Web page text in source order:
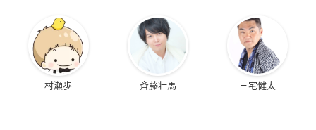
村瀬歩 斉藤壮馬 三宅健太